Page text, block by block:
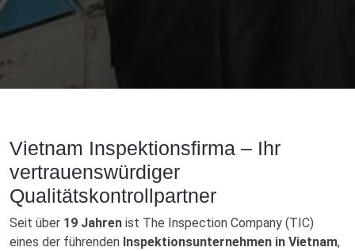
Vietnam Inspektionsfirma – Ihr
vertrauenswürdiger
Qualitätskontrollpartner
Seit über 19 Jahren ist The Inspection Company (TIC)
eines der führenden Inspektionsunternehmen in Vietnam,